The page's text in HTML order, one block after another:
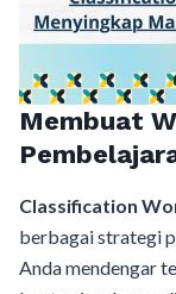
Membuat
Classification
berbagai strategi
Anda mendengar